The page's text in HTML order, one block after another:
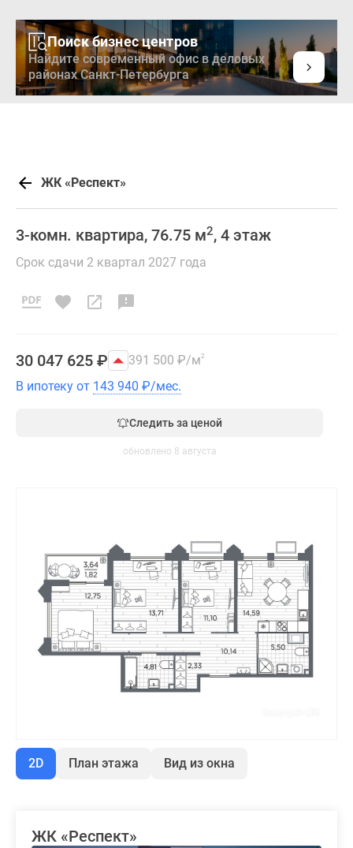
Поиск бизнес центров
Найдите современный офис в деловых
районах Санкт-Петербурга
ЖК «Респект»
3-комн. квартира, 76.75 м2, 4 этаж
Срок сдачи 2 квартал 2027 года
30 047 625 ₽ 391 500 ₽/м2
В ипотеку от 143 940 ₽/мес.
Следить за ценой
обновлено 8 августа
2D План этажа Вид из окна
ЖК «Респект»